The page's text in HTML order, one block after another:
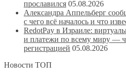
прославился 05.08.2026
Александра Аппельберг
с чего всё началось и что
RedotPay в Израиле:
и платежи по всему миру —
регистрацией 05.08.2026
Новости ТОП